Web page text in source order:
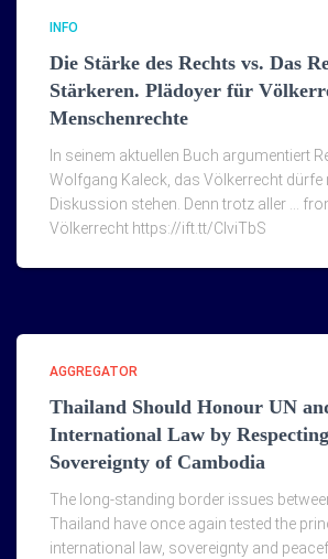
INFO
Die Stärke des Rechts vs. Das
Stärkeren. Plädoyer für
Menschenrechte
In seinem aktuellen Buch argumentiert
Wolfgang Kaleck, das Völkerrecht dürfe
Diskussion stehen. Denn trotz aller …
Völkerrecht https://ift.tt/ClviTbS
AGGREGATOR
Thailand Should Honour UN
International Law by
Sovereignty of Cambodia
The long-standing border issues
Thailand have once again tested the
international law, sovereignty and